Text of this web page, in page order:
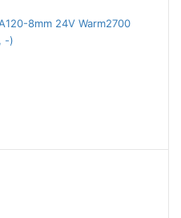
8mm 24V Warm2700
-)